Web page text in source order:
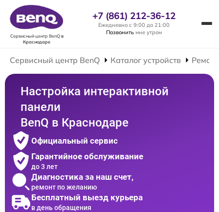
Сервисный центр BenQв
Краснодаре
+7 (861) 212-36-12
Ежедневно с 9:00 до 21:00
Позвонить мне утром
Сервисный центр BenQ Каталог устройств
Настройка интерактивной
панели
BenQ в Краснодаре
Официальный сервис
Гарантийное обслуживание
до 3 лет
Диагностика за наш счет,
ремонт по желанию
Бесплатный выезд курьера
в день обращения